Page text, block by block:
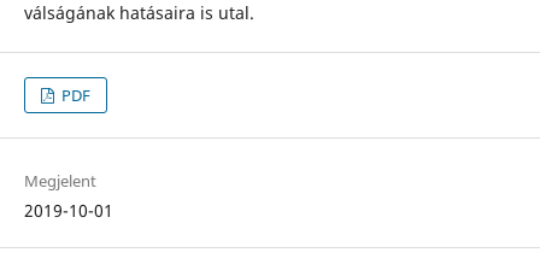
válságának hatásaira is utal.
PDF
Megjelent
2019-10-01